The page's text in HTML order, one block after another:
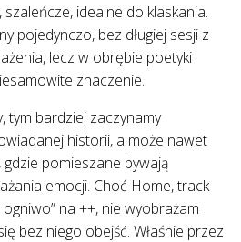
idealne do klaskania.
pojedynczo, bez długiej sesji z
lecz w obrębie poetyki
znaczenie.
tym bardziej zaczynamy
historii, a może nawet
pomieszane bywają
emocji. Choć Home, track
na ++, nie wyobrażam
bez niego obejść. Właśnie przez